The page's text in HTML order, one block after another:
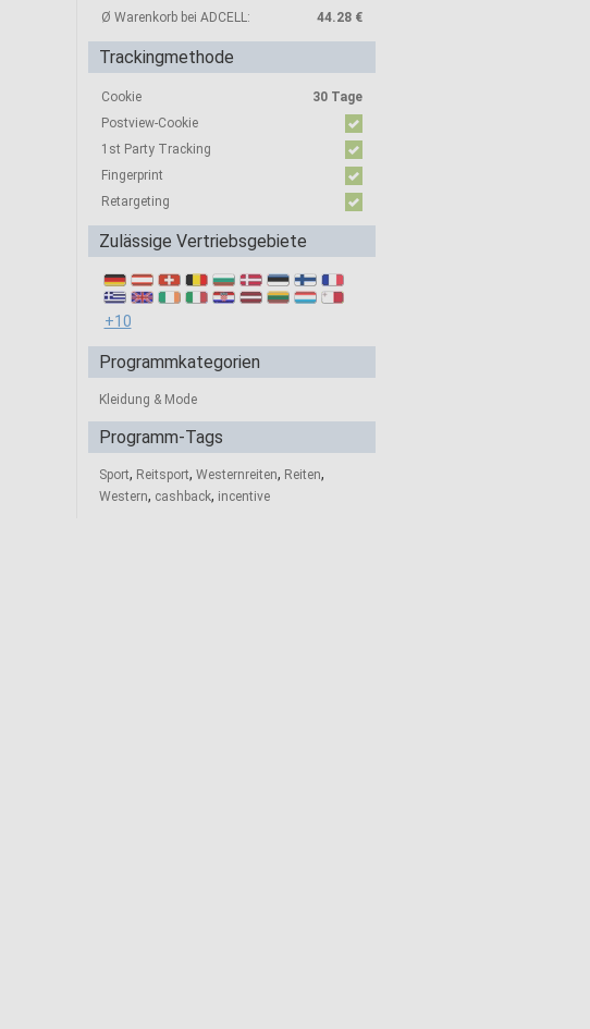
Ø Warenkorb bei ADCELL: 44.28 €
Trackingmethode
Cookie
30 Tage
Postview-Cookie
1st Party Tracking
Fingerprint
Retargeting
Zulässige Vertriebsgebiete
+10
Programmkategorien
Kleidung & Mode
Programm-Tags
Sport, Reitsport, Westernreiten, Reiten,
Western, cashback, incentive